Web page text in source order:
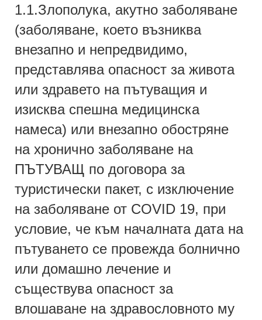
1.1.Злополука, акутно заболяване
(заболяване, което възниква
внезапно и непредвидимо,
представлява опасност за живота
или здравето на пътуващия и
изисква спешна медицинска
намеса) или внезапно обостряне
на хронично заболяване на
ПЪТУВАЩ по договора за
туристически пакет, с изключение
на заболяване от COVID 19, при
условие, че към началната дата на
пътуването се провежда болнично
или домашно лечение и
съществува опасност за
влошаване на здравословното му